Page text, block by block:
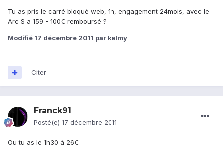
Tu as pris le carré bloqué web, 1h, engagement 24mois, avec le
Arc S a 159 - 100€ remboursé ?
Modifié 17 décembre 2011 par kelmy
Citer
Franck91
Posté(e) 17 décembre 2011
Ou tu as le 1h30 à 26€